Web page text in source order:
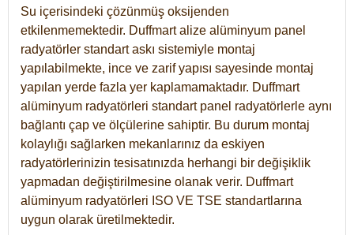
Su içerisindeki çözünmüş oksijenden
etkilenmemektedir. Duffmart alize alüminyum panel
radyatörler standart askı sistemiyle montaj
yapılabilmekte, ince ve zarif yapısı sayesinde montaj
yapılan yerde fazla yer kaplamamaktadır. Duffmart
alüminyum radyatörleri standart panel radyatörlerle aynı
bağlantı çap ve ölçülerine sahiptir. Bu durum montaj
kolaylığı sağlarken mekanlarınız da eskiyen
radyatörlerinizin tesisatınızda herhangi bir değişiklik
yapmadan değiştirilmesine olanak verir. Duffmart
alüminyum radyatörleri ISO VE TSE standartlarına
uygun olarak üretilmektedir.